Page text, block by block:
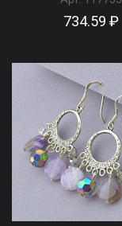
734.59 ₽